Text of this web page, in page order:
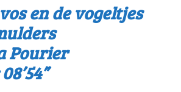
en de vogeltjes
Pourier